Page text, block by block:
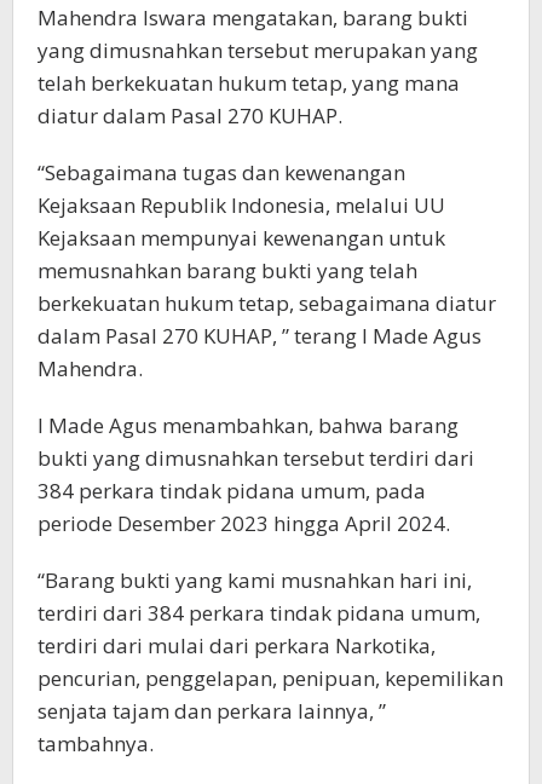
Mahendra Iswara mengatakan, barang bukti
yang dimusnahkan tersebut merupakan yang
telah berkekuatan hukum tetap, yang mana
diatur dalam Pasal 270 KUHAP.
“Sebagaimana tugas dan kewenangan
Kejaksaan Republik Indonesia, melalui UU
Kejaksaan mempunyai kewenangan untuk
memusnahkan barang bukti yang telah
berkekuatan hukum tetap, sebagaimana diatur
dalam Pasal 270 KUHAP, ” terang I Made Agus
Mahendra.
I Made Agus menambahkan, bahwa barang
bukti yang dimusnahkan tersebut terdiri dari
384 perkara tindak pidana umum, pada
periode Desember 2023 hingga April 2024.
“Barang bukti yang kami musnahkan hari ini,
terdiri dari 384 perkara tindak pidana umum,
terdiri dari mulai dari perkara Narkotika,
pencurian, penggelapan, penipuan, kepemilikan
senjata tajam dan perkara lainnya, ”
tambahnya.